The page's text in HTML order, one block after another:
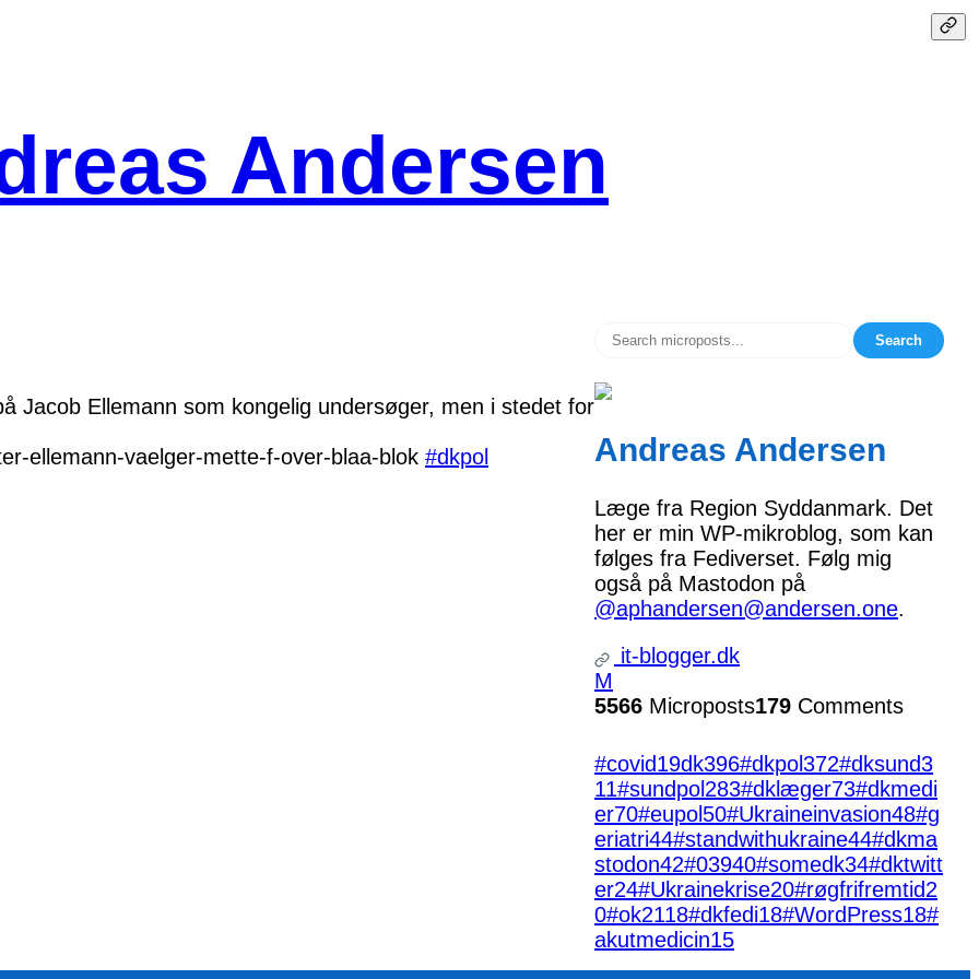
Andersen
Jacob Ellemann som kongelig undersøger, men i stedet for
ellemann-vaelger-mette-f-over-blaa-blok #dkpol
Search
Andreas Andersen
Læge fra Region Syddanmark. Det
her er min WP-mikroblog, som kan
følges fra Fediverset. Følg mig
også på Mastodon på
@aphandersen@andersen.one.
it-blogger.dk
M
5566 Microposts179 Comments
#covid19dk396#dkpol372#dksund3
11#sundpol 283#dklæger73#dkmedi
er70#eupol 50#Ukraineinvasion48#g
eriatri44#standwithukraine44#dkma
stodon42#03940#somedk34#dktwitt
er24#Ukrainekrise20#røgfrifremtid2
0#ok2118#dkfedi18#WordPress18#
akutmedicin15